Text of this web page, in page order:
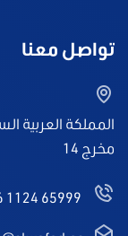
تواصل معنا
المملكة العربية
مخرج 14
1124 65999